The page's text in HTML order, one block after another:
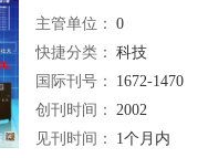
主管单位： 0
快捷分类： 科技
国际刊号：
1672-1470
创刊时间： 2002
见刊时间：
1个月内